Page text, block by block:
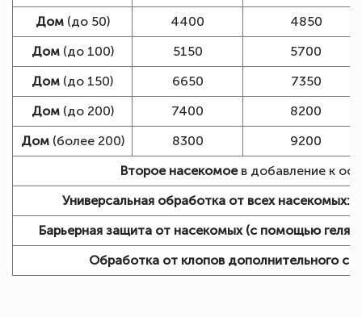
Дом(до 50) 4400
4850
Дом(до 100) 5150
5700
Дом (до 150) 6650
7350
Дом(до 200) 7400
8200
Дом(более 200) 8300
9200
Второе насекомоев добавление к
Универсальная обработка от всех насекомых:
Барьерная защита от насекомых (с помощью геля):
Обработка от клопов дополнительного